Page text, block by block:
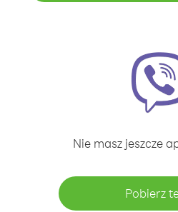
Nie masz jeszcze
Pobierz